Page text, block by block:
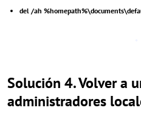
del /ah
Solución 4. Volver a
administradores